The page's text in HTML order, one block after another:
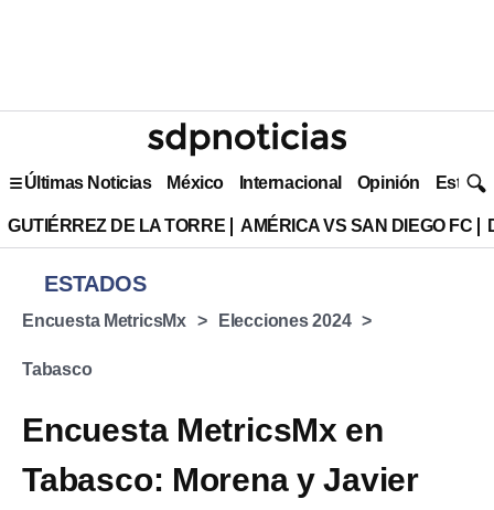
Últimas Noticias México Internacional Opinión Estilo
GUTIÉRREZ DE LA TORRE AMÉRICA VS SAN DIEGO FC
ESTADOS
Encuesta MetricsMx Elecciones 2024
Tabasco
Encuesta MetricsMx en
Tabasco: Morena y Javier